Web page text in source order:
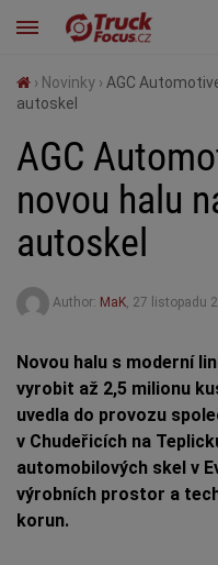
› Novinky › AGC
autoskel
AGC
novou halu
autoskel
Author: MaK, 27 listopadu
Novou halu s moderní
vyrobit až 2,5 milionu
uvedla do provozu
v Chudeřicích na
automobilových skel v
výrobních prostor a
korun.